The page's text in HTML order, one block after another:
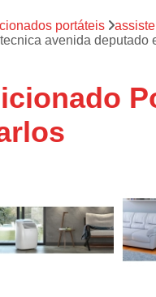
de
de
de
de
portáteis
avenida deputado